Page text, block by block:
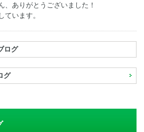
、ありがとうございました！
ています。
ログ
グ